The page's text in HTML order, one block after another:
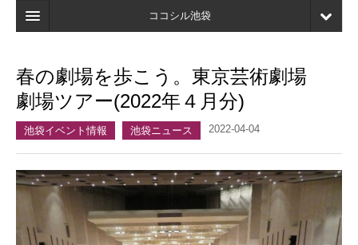
ココシル池袋
検索
店舗・施設最新情報
マイページ
ブックマーク
春の劇場を歩こう。東京芸術劇場
劇場ツアー(2022年４月分)
池袋イベント情報 池袋ニュース 2022-04-04